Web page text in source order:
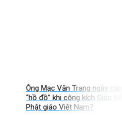
Ông Mạc Văn Trang ngày càng
“hồ đồ” khi công kích Giáo hội
Phật giáo Việt Nam?